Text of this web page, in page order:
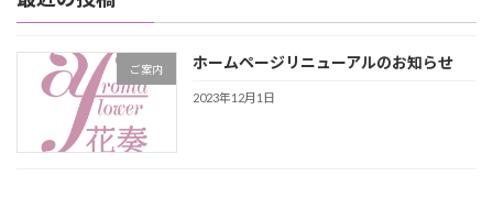
ご案内 ホームページリニューアルのお知らせ
2023年12月1日